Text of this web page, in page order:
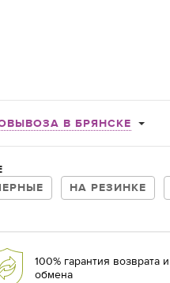
В БРЯНСКЕ
НА РЕЗИНКЕ
100% гарантия возврата и
обмена